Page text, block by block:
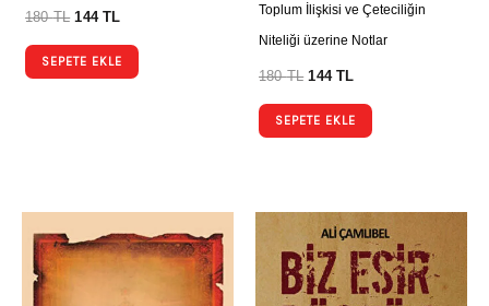
180TL 144TL
SEPETE EKLE
Toplum İlişkisi ve Çeteciliğin
Niteliği üzerine Notlar
180TL 144TL
SEPETE EKLE